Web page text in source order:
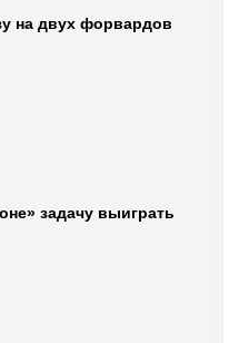
на двух форвардов
задачу выиграть